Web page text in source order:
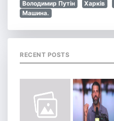
Володимир Путін
Харків
Машина.
RECENT POSTS